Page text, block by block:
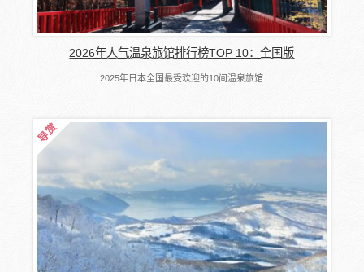
2026年人气温泉旅馆排行榜TOP 10：全国版
2025年日本全国最受欢迎的10间温泉旅馆